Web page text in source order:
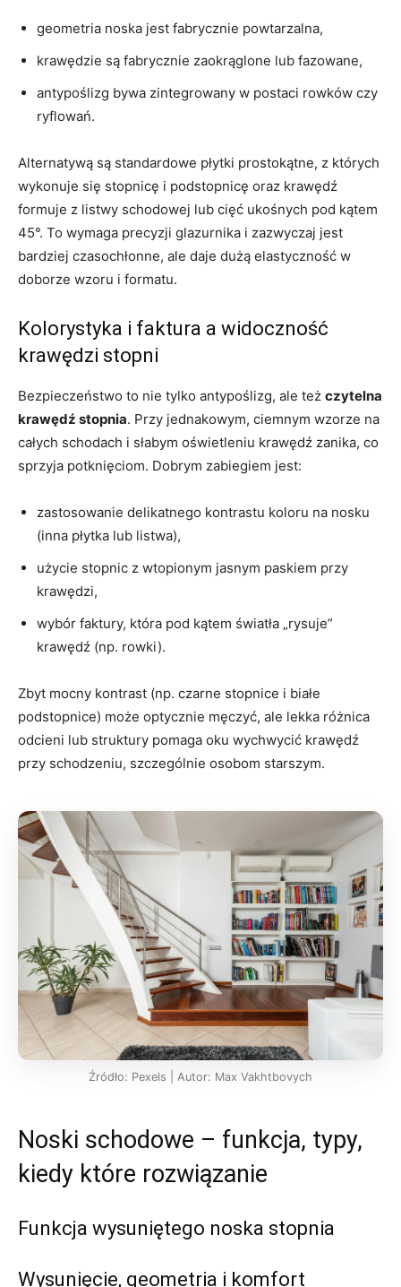
geometria noska jest fabrycznie powtarzalna,
krawędzie są fabrycznie zaokrąglone lub fazowane,
antypoślizg bywa zintegrowany w postaci rowków czy
ryflowań.
Alternatywą są standardowe płytki prostokątne, z których
wykonuje się stopnicę i podstopnicę oraz krawędź
formuje z listwy schodowej lub cięć ukośnych pod kątem
45°. To wymaga precyzji glazurnika i zazwyczaj jest
bardziej czasochłonne, ale daje dużą elastyczność w
doborze wzoru i formatu.
Kolorystyka i faktura a widoczność
krawędzi stopni
Bezpieczeństwo to nie tylko antypoślizg, ale też czytelna
krawędź stopnia. Przy jednakowym, ciemnym wzorze na
całych schodach i słabym oświetleniu krawędź zanika, co
sprzyja potknięciom. Dobrym zabiegiem jest:
zastosowanie delikatnego kontrastu koloru na nosku
(inna płytka lub listwa),
użycie stopnic z wtopionym jasnym paskiem przy
krawędzi,
wybór faktury, która pod kątem światła „rysuje”
krawędź (np. rowki).
Zbyt mocny kontrast (np. czarne stopnice i białe
podstopnice) może optycznie męczyć, ale lekka różnica
odcieni lub struktury pomaga oku wychwycić krawędź
przy schodzeniu, szczególnie osobom starszym.
Źródło: Pexels | Autor: Max Vakhtbovych
Noski schodowe – funkcja, typy,
kiedy które rozwiązanie
Funkcja wysuniętego noska stopnia
Wysunięcie, geometria i komfort